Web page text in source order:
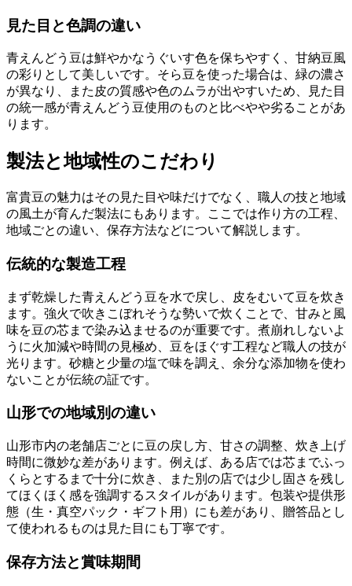
見た目と色調の違い
青えんどう豆は鮮やかなうぐいす色を保ちやすく、甘納豆風
の彩りとして美しいです。そら豆を使った場合は、緑の濃さ
が異なり、また皮の質感や色のムラが出やすいため、見た目
の統一感が青えんどう豆使用のものと比べやや劣ることがあ
ります。
製法と地域性のこだわり
富貴豆の魅力はその見た目や味だけでなく、職人の技と地域
の風土が育んだ製法にもあります。ここでは作り方の工程、
地域ごとの違い、保存方法などについて解説します。
伝統的な製造工程
まず乾燥した青えんどう豆を水で戻し、皮をむいて豆を炊き
ます。強火で吹きこぼれそうな勢いで炊くことで、甘みと風
味を豆の芯まで染み込ませるのが重要です。煮崩れしないよ
うに火加減や時間の見極め、豆をほぐす工程など職人の技が
光ります。砂糖と少量の塩で味を調え、余分な添加物を使わ
ないことが伝統の証です。
山形での地域別の違い
山形市内の老舗店ごとに豆の戻し方、甘さの調整、炊き上げ
時間に微妙な差があります。例えば、ある店では芯までふっ
くらとするまで十分に炊き、また別の店では少し固さを残し
てほくほく感を強調するスタイルがあります。包装や提供形
態（生・真空パック・ギフト用）にも差があり、贈答品とし
て使われるものは見た目にも丁寧です。
保存方法と賞味期間